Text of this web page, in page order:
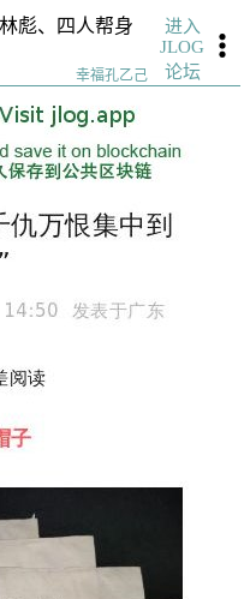
彪、四人帮身
幸福孔乙己
进入
JLOG
论坛